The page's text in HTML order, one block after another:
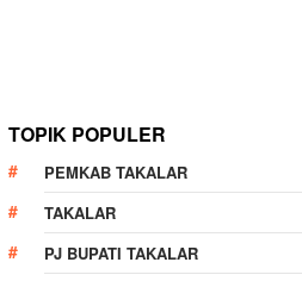
TOPIK POPULER
PEMKAB TAKALAR
TAKALAR
PJ BUPATI TAKALAR